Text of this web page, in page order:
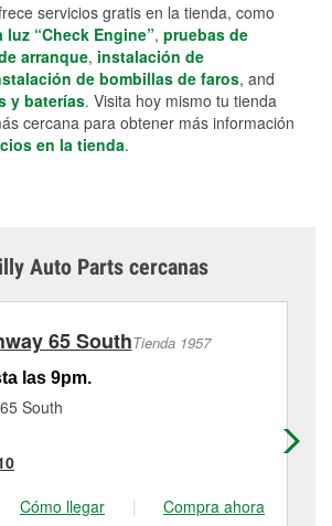
servicios gratis en la tienda, como
“Check Engine”, pruebas de
arranque, instalación de
de bombillas de faros, and
y baterías. Visita hoy mismo tu tienda
cercana para obtener más información
en la tienda.
Auto Parts cercanas
65 SouthTienda 1957
las 9pm.
South
Cómo llegar | Compra ahora